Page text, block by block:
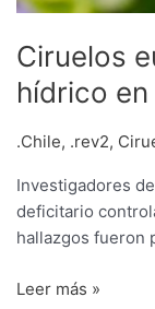
Ciruelos
hídrico en
.Chile, .rev2,
Investigadores
deficitario
hallazgos fueron
Leer más »